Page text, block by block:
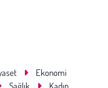
Ekonomi
Sağlık Kadın